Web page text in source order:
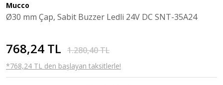
Mucco
Ø30 mm Çap, Sabit Buzzer Ledli 24V DC SNT-35A24
768,24 TL 1.280,40 TL
*768,24 TL den başlayan taksitlerle!